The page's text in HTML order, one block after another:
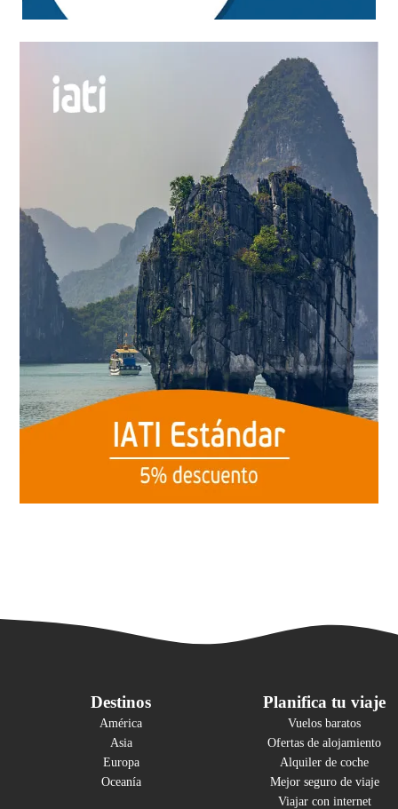
Destinos
América
Asia
Europa
Oceanía
Planifica tu viaje
Vuelos baratos
Ofertas de alojamiento
Alquiler de coche
Mejor seguro de viaje
Viajar con internet